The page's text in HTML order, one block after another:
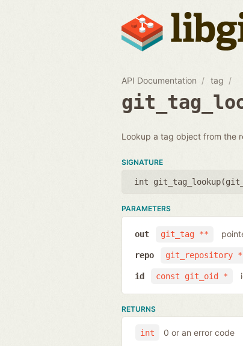
API Documentation tag
Lookup a tag object from the
SIGNATURE
int git_tag_lookup(
PARAMETERS
git_tag **
out
git_repository *
repo
const git_oid *
id
RETURNS
int 0 or an error code